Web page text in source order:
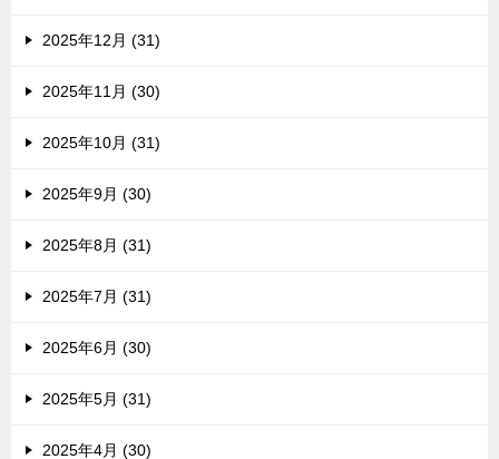
2025年12月 (31)
2025年11月 (30)
2025年10月 (31)
2025年9月 (30)
2025年8月 (31)
2025年7月 (31)
2025年6月 (30)
2025年5月 (31)
2025年4月 (30)